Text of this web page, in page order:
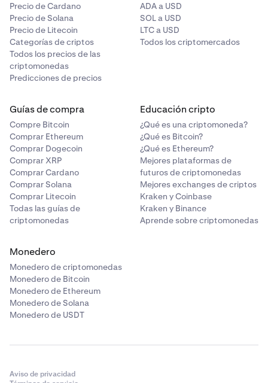
Precio de Cardano
Precio de Solana
Precio de Litecoin
Categorías de criptos
Todos los precios de las
criptomonedas
Predicciones de precios
ADA a USD
SOL a USD
LTC a USD
Todos los criptomercados
Guías de compra
Compre Bitcoin
Comprar Ethereum
Comprar Dogecoin
Comprar XRP
Comprar Cardano
Comprar Solana
Comprar Litecoin
Todas las guías de
criptomonedas
Educación cripto
¿Qué es una criptomoneda?
¿Qué es Bitcoin?
¿Qué es Ethereum?
Mejores plataformas de
futuros de criptomonedas
Mejores exchanges de criptos
Kraken y Coinbase
Kraken y Binance
Aprende sobre criptomonedas
Monedero
Monedero de criptomonedas
Monedero de Bitcoin
Monedero de Ethereum
Monedero de Solana
Monedero de USDT
Aviso de privacidad